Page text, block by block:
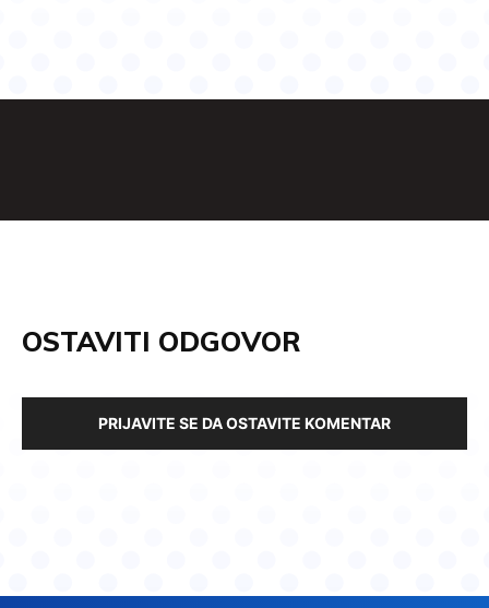
OSTAVITI ODGOVOR
PRIJAVITE SE DA OSTAVITE KOMENTAR